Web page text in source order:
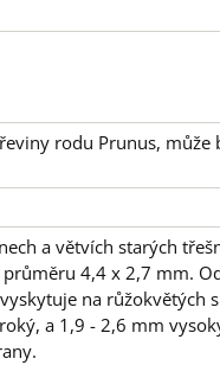
rodu Prunus, může
a větvích starých
4,4 x 2,7 mm.
na růžokvětých
a 1,9 - 2,6 mm